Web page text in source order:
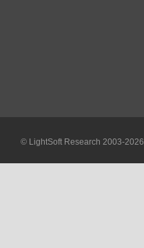
© LightSoft Research 2003-2026